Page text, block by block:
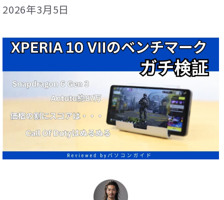
ッ
2026年3月5日